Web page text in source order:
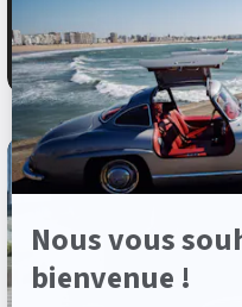
sur
Axeptio
Nous vous
bienvenue !
49 550 €
ou à partir de709 €/mois